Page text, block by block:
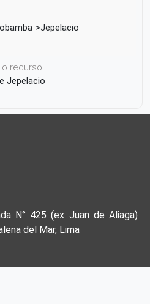
Jepelacio
recurso
Jepelacio
N° 425 (ex Juan de Aliaga)
del Mar, Lima